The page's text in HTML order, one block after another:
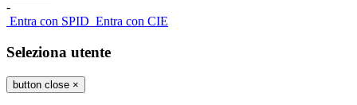
-
Entra con SPID Entra con CIE
Seleziona utente
button close ×